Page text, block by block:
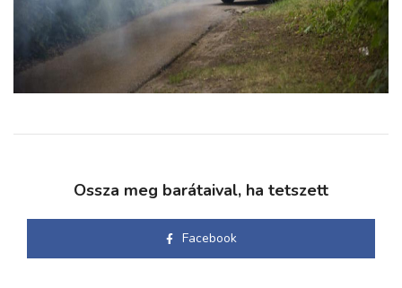
Ossza meg barátaival, ha tetszett
Facebook